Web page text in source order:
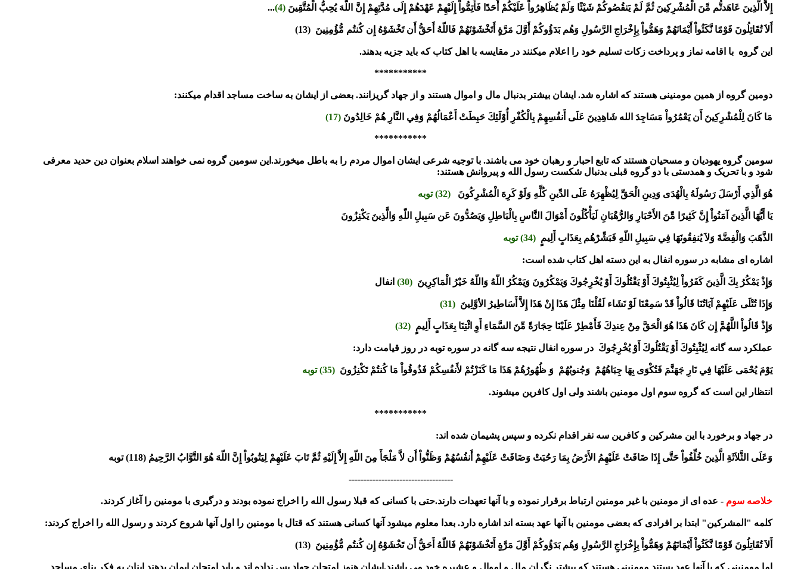
إِلاَّ الَّذِينَ عَاهَدتُّم مِّنَ الْمُشْرِكِينَ ثُمَّ لَمْ يَنقُصُوكُمْ شَيْئًا وَلَمْ يُظَاهِرُواْ عَلَيْكُمْ أَحَدًا فَأَتِمُّواْ إِلَيْهِمْ عَهْدَهُمْ إِلَى مُدَّتِهِمْ إِنَّ اللّهَ يُحِبُّ الْمُتَّقِينَ (4)
...
أَلاَ تُقَاتِلُونَ قَوْمًا نَّكَثُواْ أَيْمَانَهُمْ وَهَمُّواْ بِإِخْرَاجِ الرَّسُولِ وَهُم بَدَؤُوكُمْ أَوَّلَ مَرَّةٍ أَتَخْشَوْنَهُمْ فَاللّهُ أَحَقُّ أَن تَخْشَوْهُ إِن كُنتُم مُّؤُمِنِينَ (13)
این گروه با اقامه نماز و پرداخت زکات تسلیم خود را اعلام میکنند در مقایسه با اهل کتاب که باید جزیه بدهند.
***********
دومین گروه از همین مومنینی هستند که اشاره شد. ایشان بیشتر بدنبال مال و اموال هستند و از جهاد گریزانند. بعضی از ایشان به ساخت مساجد اقدام میکنند:
مَا كَانَ لِلْمُشْرِكِينَ أَن يَعْمُرُواْ مَسَاجِدَ الله شَاهِدِينَ عَلَى أَنفُسِهِمْ بِالْكُفْرِ أُوْلَئِكَ حَبِطَتْ أَعْمَالُهُمْ وَفِي النَّارِ هُمْ خَالِدُونَ (17)
***********
سومین گروه یهودیان و مسحیان هستند که تابع احبار و رهبان خود می باشند. با توجیه شرعی ایشان اموال مردم را به باطل میخورند.این سومین گروه نمی خواهند اسلام بعنوان دین حدید معرفی
شود و با تحریک و همدستی با دو گروه قبلی بدنبال شکست رسول الله و پیروانش هستند:
هُوَ الَّذِي أَرْسَلَ رَسُولَهُ بِالْهُدَى وَدِينِ الْحَقِّ لِيُظْهِرَهُ عَلَى الدِّينِ كُلِّهِ وَلَوْ كَرِهَ الْمُشْرِكُونَ (32) توبه
يَا أَيُّهَا الَّذِينَ آمَنُواْ إِنَّ كَثِيرًا مِّنَ الأَحْبَارِ وَالرُّهْبَانِ لَيَأْكُلُونَ أَمْوَالَ النَّاسِ بِالْبَاطِلِ وَيَصُدُّونَ عَن سَبِيلِ اللّهِ وَالَّذِينَ يَكْنِزُونَ
الذَّهَبَ وَالْفِضَّةَ وَلاَ يُنفِقُونَهَا فِي سَبِيلِ اللّهِ فَبَشِّرْهُم بِعَذَابٍ أَلِيمٍ (34) توبه
اشاره ای مشابه در سوره انفال به این دسته اهل کتاب شده است:
وَإِذْ يَمْكُرُ بِكَ الَّذِينَ كَفَرُواْ لِيُثْبِتُوكَ أَوْ يَقْتُلُوكَ أَوْ يُخْرِجُوكَ وَيَمْكُرُونَ وَيَمْكُرُ اللّهُ وَاللّهُ خَيْرُ الْمَاكِرِينَ (30) انفال
وَإِذَا تُتْلَى عَلَيْهِمْ آيَاتُنَا قَالُواْ قَدْ سَمِعْنَا لَوْ نَشَاء لَقُلْنَا مِثْلَ هَذَا إِنْ هَذَا إِلاَّ أَسَاطِيرُ الأوَّلِينَ (31)
وَإِذْ قَالُواْ اللَّهُمَّ إِن كَانَ هَذَا هُوَ الْحَقَّ مِنْ عِندِكَ فَأَمْطِرْ عَلَيْنَا حِجَارَةً مِّنَ السَّمَاءِ أَوِ ائْتِنَا بِعَذَابٍ أَلِيمٍ (32)
عملکرد سه گانه لِيُثْبِتُوكَ أَوْ يَقْتُلُوكَ أَوْ يُخْرِجُوكَ در سوره انفال نتیجه سه گانه در سوره توبه در روز قیامت دارد:
يَوْمَ يُحْمَى عَلَيْهَا فِي نَارِ جَهَنَّمَ فَتُكْوَى بِهَا جِبَاهُهُمْ وَجُنوبُهُمْ وَ ظُهُورُهُمْ هَذَا مَا كَنَزْتُمْ لأَنفُسِكُمْ فَذُوقُواْ مَا كُنتُمْ تَكْنِزُونَ (35) توبه
انتظار این است که گروه سوم اول مومنین باشند ولی اول کافرین میشوند.
***********
در جهاد و برخورد با این مشرکین و کافرین سه نفر اقدام نکرده و سپس پشیمان شده اند:
وَعَلَى الثَّلاَثَةِ الَّذِينَ خُلِّفُواْ حَتَّى إِذَا ضَاقَتْ عَلَيْهِمُ الأَرْضُ بِمَا رَحُبَتْ وَضَاقَتْ عَلَيْهِمْ أَنفُسُهُمْ وَظَنُّواْ أَن لاَّ مَلْجَأَ مِنَ اللّهِ إِلاَّ إِلَيْهِ ثُمَّ تَابَ عَلَيْهِمْ لِيَتُوبُواْ إِنَّ اللّهَ هُوَ التَّوَّابُ الرَّحِيمُ (118) توبه
-----------------------------------
خلاصه سوم - عده ای از مومنین با غیر مومنین ارتباط برقرار نموده و با آنها تعهدات دارند.حتی با کسانی که قبلا رسول الله را اخراج نموده بودند و درگیری با مومنین را آغاز کردند.
کلمه "المشرکین" ابتدا بر افرادی که بعضی مومنین با آنها عهد بسته اند اشاره دارد. بعدا معلوم میشود آنها کسانی هستند که قتال با مومنین را اول آنها شروع کردند و رسول الله را اخراج کردند:
أَلاَ تُقَاتِلُونَ قَوْمًا نَّكَثُواْ أَيْمَانَهُمْ وَهَمُّواْ بِإِخْرَاجِ الرَّسُولِ وَهُم بَدَؤُوكُمْ أَوَّلَ مَرَّةٍ أَتَخْشَوْنَهُمْ فَاللّهُ أَحَقُّ أَن تَخْشَوْهُ إِن كُنتُم مُّؤُمِنِينَ (13)
اما مومنینی که با آنها عهد بستند مومنینی هستند که بیشتر نگران مال و اموال و عشیره خود می باشند.ایشان هنوز امتحان جهاد پس نداده اند و باید امتحان ایمان بدهند اینان به فکر بنای مساجد